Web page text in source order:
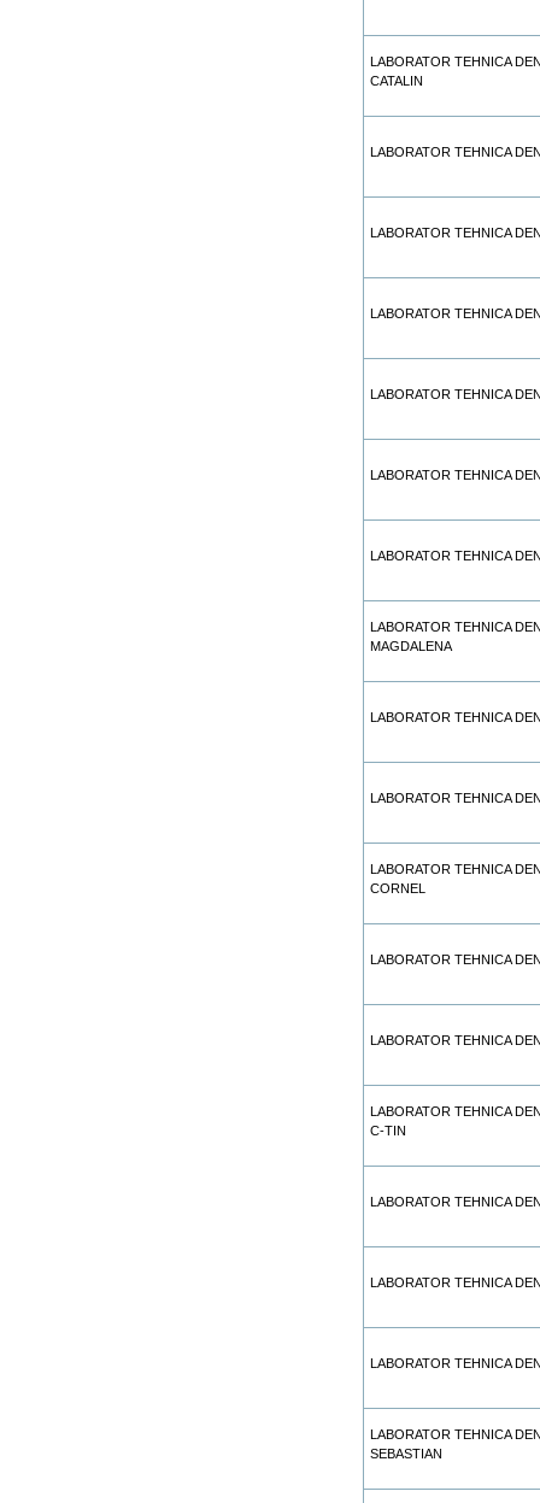
LABORATOR TEHNICA
CATALIN
LABORATOR TEHNICA
LABORATOR TEHNICA
LABORATOR TEHNICA
LABORATOR TEHNICA
LABORATOR TEHNICA
LABORATOR TEHNICA
LABORATOR TEHNICA
MAGDALENA
LABORATOR TEHNICA
LABORATOR TEHNICA
LABORATOR TEHNICA
CORNEL
LABORATOR TEHNICA
LABORATOR TEHNICA
LABORATOR TEHNICA
C-TIN
LABORATOR TEHNICA
LABORATOR TEHNICA
LABORATOR TEHNICA
LABORATOR TEHNICA
SEBASTIAN